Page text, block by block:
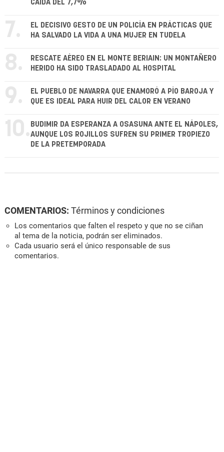
CAÍDA DEL 7,7%
7.
EL DECISIVO GESTO DE UN POLICÍA EN PRÁCTICAS QUE
HA SALVADO LA VIDA A UNA MUJER EN TUDELA
8.
RESCATE AÉREO EN EL MONTE BERIAIN: UN MONTAÑERO
HERIDO HA SIDO TRASLADADO AL HOSPITAL
9.
EL PUEBLO DE NAVARRA QUE ENAMORÓ A PÍO BAROJA Y
QUE ES IDEAL PARA HUIR DEL CALOR EN VERANO
10. BUDIMIR DA ESPERANZA A OSASUNA ANTE EL NÁPOLES,
AUNQUE LOS ROJILLOS SUFREN SU PRIMER TROPIEZO
DE LA PRETEMPORADA
COMENTARIOS: Términos y condiciones
Los comentarios que falten el respeto y que no se ciñan
al tema de la noticia, podrán ser eliminados.
Cada usuario será el único responsable de sus
comentarios.